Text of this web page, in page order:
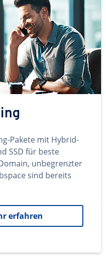
Pakete mit Hybrid-
SSD für beste
unbegrenzter
sind bereits
erfahren